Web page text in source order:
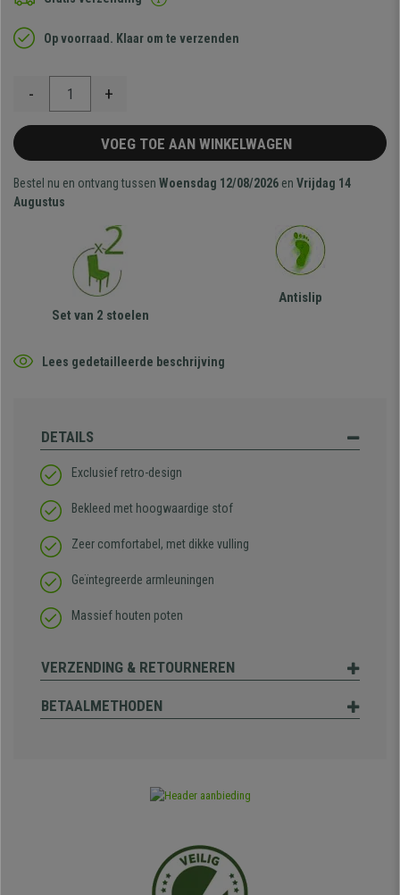
Op voorraad. Klaar om te verzenden
- +
VOEG TOE AAN WINKELWAGEN
Bestel nu en ontvang tussen Woensdag 12/08/2026 en Vrijdag 14
Augustus
Set van 2 stoelen
Antislip
Lees gedetailleerde beschrijving
DETAILS
Exclusief retro-design
Bekleed met hoogwaardige stof
Zeer comfortabel, met dikke vulling
Geïntegreerde armleuningen
Massief houten poten
VERZENDING & RETOURNEREN
BETAALMETHODEN